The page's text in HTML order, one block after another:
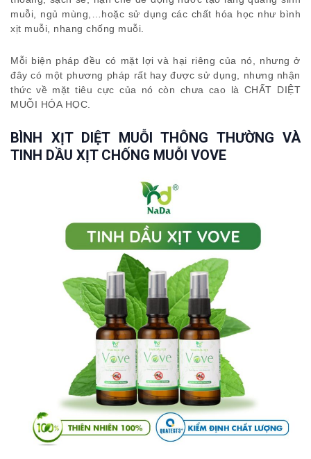
muỗi, ngủ mùng,…hoặc sử dụng các chất hóa học như bình
xịt muỗi, nhang chống muỗi.
Mỗi biện pháp đều có mặt lợi và hại riêng của nó, nhưng ở
đây có một phương pháp rất hay được sử dụng, nhưng nhận
thức về mặt tiêu cực của nó còn chưa cao là CHẤT DIỆT
MUỖI HÓA HỌC.
BÌNH XỊT DIỆT MUỖI THÔNG THƯỜNG VÀ
TINH DẦU XỊT CHỐNG MUỖI VOVE